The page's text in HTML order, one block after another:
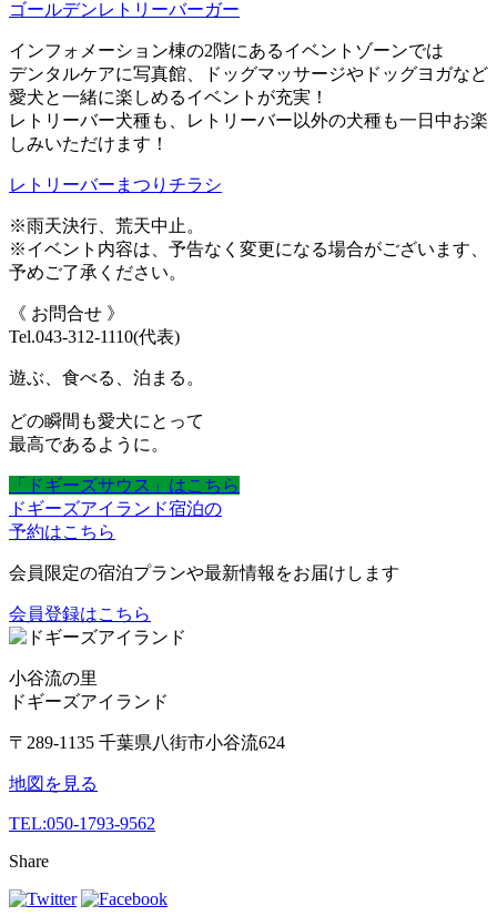
ゴールデンレトリーバーガー
インフォメーション棟の2階にあるイベントゾーンでは
デンタルケアに写真館、ドッグマッサージやドッグヨガなど
愛犬と一緒に楽しめるイベントが充実！
レトリーバー犬種も、レトリーバー以外の犬種も一日中お楽
しみいただけます！
レトリーバーまつりチラシ
※雨天決行、荒天中止。
※イベント内容は、予告なく変更になる場合がございます、
予めご了承ください。
《 お問合せ 》
Tel.043-312-1110(代表)
遊ぶ、食べる、泊まる。
どの瞬間も愛犬にとって
最高であるように。
「ドギーズサウス」はこちら
ドギーズアイランド宿泊の
予約はこちら
会員限定の宿泊プランや最新情報をお届けします
会員登録はこちら
小谷流の里
ドギーズアイランド
〒289-1135 千葉県八街市小谷流624
地図を見る
TEL:050-1793-9562
Share